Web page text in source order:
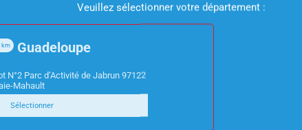
Veuillez sélectionner votre département :
Guadeloupe
km
N°2 Parc d’Activité de Jabrun 97122
Mahault
Sélectionner